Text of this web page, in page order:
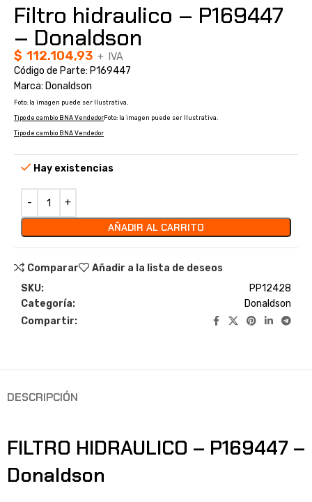
Filtro hidraulico – P169447
– Donaldson
$ 112.104,93 + IVA
Código de Parte: P169447
Marca: Donaldson
Foto: la imagen puede ser Ilustrativa.
Tipo de cambio BNA Vendedor Foto: la imagen puede ser Ilustrativa.
Tipo de cambio BNA Vendedor
Hay existencias
AÑADIR AL CARRITO
Comparar
Añadir a la lista de deseos
SKU:
PP12428
Categoría:
Donaldson
Compartir:
DESCRIPCIÓN
FILTRO HIDRAULICO – P169447 –
Donaldson